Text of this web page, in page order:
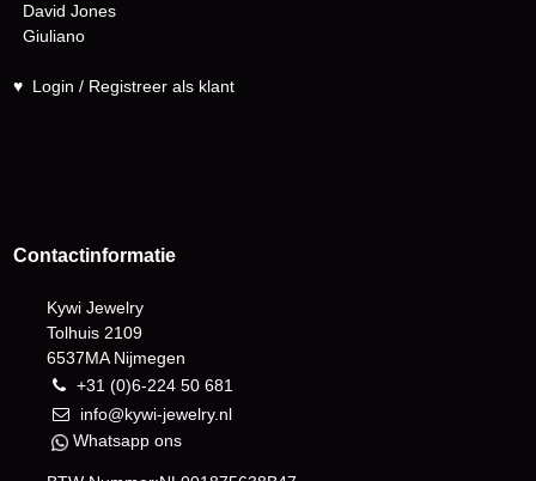
David Jones
Giuliano
♥ Login / Registreer als klant
Contactinformatie
Kywi Jewelry
Tolhuis 2109
6537MA Nijmegen
+31 (0)6-224 50 681
info@kywi-jewelry.nl
Whatsapp ons